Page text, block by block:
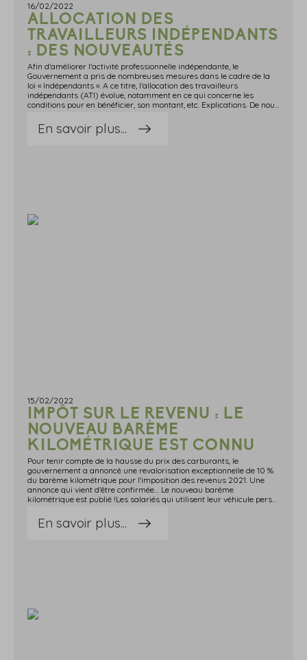
16/02/2022
ALLOCATION DES
TRAVAILLEURS INDÉPENDANTS
: DES NOUVEAUTÉS
Afin d'améliorer l'activité professionnelle indépendante, le
Gouvernement a pris de nombreuses mesures dans le cadre de la
loi « Indépendants ». A ce titre, l'allocation des travailleurs
indépendants (ATI) évolue, notamment en ce qui concerne les
conditions pour en bénéficier, son montant, etc. Explications. De nouvelles conditions pour en bénéficierPour rappel, l'allocation des travailleurs indépendants (ATI) est une allocation forfaitaire à destination des travailleurs indépendants qui subissent une perte d'activité.Pour l'heure, elle ne concerne que les travailleurs :qui étaient indépendants au titre de leur dernière activité ;remplissant un certain nombre de conditions (ressources, durée antérieure d'activité, etc.) et :○ dont l'entreprise a fait l'objet d'un jugement d'ouverture de liquidation judiciaire (à l'exception de certains cas) ;○ ou dont l'entreprise a fait l'objet d'une procédure de redressement judiciaire (lorsque l'adoption du plan de redressement est subordonnée par le tribunal au remplacement du dirigeant).A compter du 1er mars 2022, les travailleurs indépendants dont l'entreprise, qui n'était pas viable économiquement, a cessé totalement et définitivement son activité, pourront également bénéficier de l'ATI.Notez que le caractère non viable de l'activité est attesté par un tiers de confiance désigné dans des conditions qui doivent être définies par un décret, non encore paru à ce jour.De plus, toujours à compter du 1er mars 2022, si le montant forfaitaire de l'ATI est supérieur au montant moyen mensuel des revenus de l'activité antérieure, elle sera réduite en conséquence (sans pour autant que son montant soit inférieur à un montant fixé par un décret, non encore paru à ce jour).Enfin, les travailleurs indépendants qui auraient déjà bénéficié de cette ATI au titre d'une activité antérieure et qui ont cessé d'en bénéficier devront respecter un délai de 5 ans, à compter du 1er mars 2022, avant d'en bénéficier à nouveau.Source : Loi n° 2022-172 du 14 février 2022 en faveur de l'activité professionnelle indépendante (article 11)Allocation des travailleurs indépendants : des nouveautés © Copyright WebLex - 2022
En savoir plus...
15/02/2022
IMPÔT SUR LE REVENU : LE
NOUVEAU BARÈME
KILOMÉTRIQUE EST CONNU
Pour tenir compte de la hausse du prix des carburants, le
gouvernement a annoncé une revalorisation exceptionnelle de 10 %
du barème kilométrique pour l'imposition des revenus 2021. Une
annonce qui vient d'être confirmée… Le nouveau barème
kilométrique est publié !Les salariés qui utilisent leur véhicule personnel à des fins professionnelles peuvent, pour le calcul de leur impôt sur le revenu, opter pour la déduction au titre des frais réels de déplacement.Deux choix s'offrent alors à eux :ils peuvent tenir compte des frais effectivement payés au titre du carburant, du stationnement, de l'assurance, etc., au prorata de l'utilisation professionnelle du véhicule ;ou ils peuvent utiliser le barème fiscal (appelé « barème kilométrique »), qui établit forfaitairement un coût d'utilisation du véhicule au kilomètre.A ce sujet, le gouvernement avait annoncé, début février 2022, que le barème kilométrique serait revalorisé de 10 % dès l'imposition des revenus 2021.Une annonce confirmée par la publication officielle du nouveau barème kilométrique, que vous pouvez retrouver ici.Source : Arrêté du 1er février 2022 fixant le barème forfaitaire permettant l'évaluation des frais de déplacement relatifs à l'utilisation d'un véhicule par les bénéficiaires de traitements et salaires optant pour le régime des frais réels déductiblesImpôt sur le revenu : le nouveau barème kilométrique est connu © Copyright WebLex - 2022
En savoir plus...